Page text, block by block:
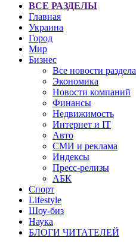
ВСЕ РАЗДЕЛЫ
Главная
Украина
Город
Мир
Бизнес
Все новости раздела
Экономика
Новости компаний
Финансы
Недвижимость
Интернет и IT
Авто
СМИ и реклама
Индексы
Пресс-релизы
АБК
Спорт
Lifestyle
Шоу-биз
Наука
БЛОГИ ЧИТАТЕЛЕЙ